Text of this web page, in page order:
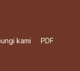
kami PDF